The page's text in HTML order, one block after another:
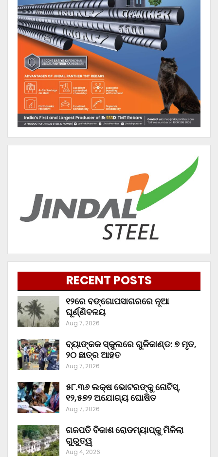
RECENT POSTS
୧୨ରେ ବଙ୍ଗୋପସାଗରରେ ନୂଆ
ଘୂର୍ଣ୍ଣିବଳୟ
Aug 7, 2026
ବ୍ୟାଙ୍କକ ସ୍କୁଲରେ ଗୁଳିକାଣ୍ଡ: ୭ ମୃତ,
୨୦ ଛାତ୍ର ଆହତ
Aug 7, 2026
୫୮.୩୬ ଲକ୍ଷ ଭୋଟରଙ୍କୁ ନୋଟିସ୍‌,
୧୨,୫୭୨ ଅଯୋଗ୍ୟ ଘୋଷିତ
Aug 7, 2026
ଗଜପତି ବିକାଶ ରୋଡମ୍ୟାପ୍‌କୁ ମିଳିଲା
ଗୁରୁତ୍ୱ
Aug 4, 2026